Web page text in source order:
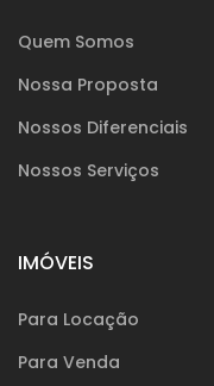
Quem Somos
Nossa Proposta
Nossos Diferenciais
Nossos Serviços
IMÓVEIS
Para Locação
Para Venda